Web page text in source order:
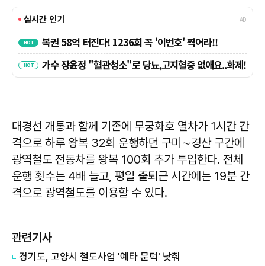
대경선 개통과 함께 기존에 무궁화호 열차가 1시간 간
격으로 하루 왕복 32회 운행하던 구미∼경산 구간에
광역철도 전동차를 왕복 100회 추가 투입한다. 전체
운행 횟수는 4배 늘고, 평일 출퇴근 시간에는 19분 간
격으로 광역철도를 이용할 수 있다.
관련기사
경기도, 고양시 철도사업 '예타 문턱' 낮춰